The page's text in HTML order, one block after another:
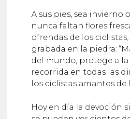
A sus pies, sea invierno
nunca faltan flores
ofrendas de los ciclistas,
grabada en la piedra:
del mundo, protege a la
recorrida en todas las
los ciclistas amantes de
Hoy en día la devoción